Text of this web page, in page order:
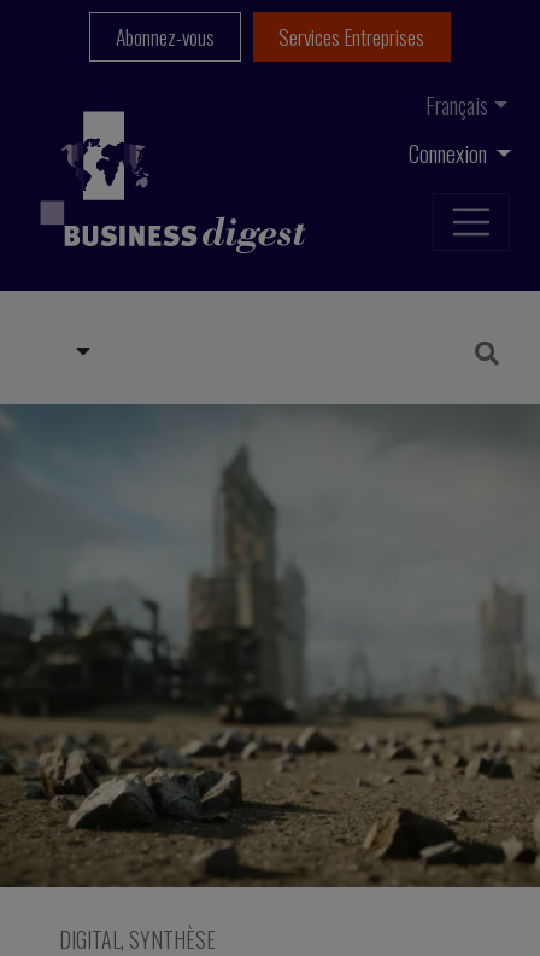
Connexion
Français
Abonnez-vous Services Entreprises
DIGITAL, SYNTHÈSE